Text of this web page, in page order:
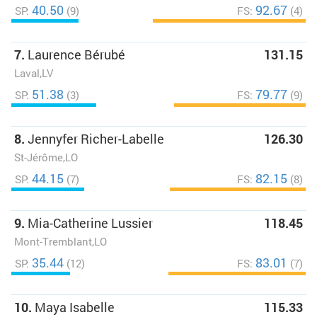
SP: 40.50 (9) FS: 92.67 (4)
7. Laurence Bérubé
Laval,LV
131.15
SP: 51.38 (3) FS: 79.77 (9)
8. Jennyfer Richer-Labelle
St-Jérôme,LO
126.30
SP: 44.15 (7) FS: 82.15 (8)
9. Mia-Catherine Lussier
Mont-Tremblant,LO
118.45
SP: 35.44 (12) FS: 83.01 (7)
10. Maya Isabelle 115.33